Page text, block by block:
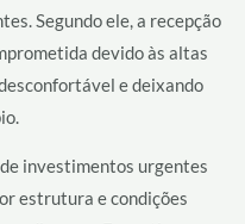
Segundo ele, a recepção
devido às altas
e deixando
investimentos urgentes
estrutura e condições